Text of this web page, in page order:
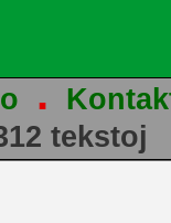
.
tekstoj